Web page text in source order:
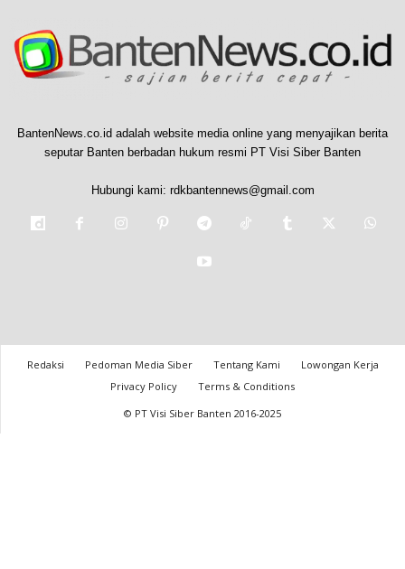
BantenNews.co.id adalah website media online yang menyajikan berita
seputar Banten berbadan hukum resmi PT Visi Siber Banten
Hubungi kami: rdkbantennews@gmail.com
Redaksi Pedoman Media Siber Tentang Kami
Lowongan Kerja
Privacy Policy
Terms & Conditions
© PT Visi Siber Banten 2016-2025